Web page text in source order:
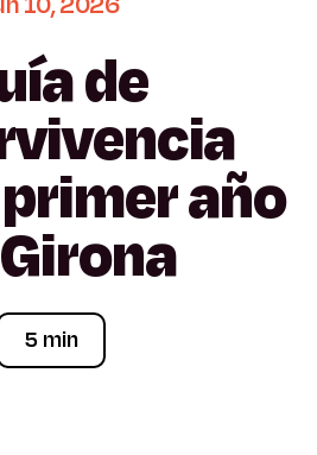
de
primeraño
Girona
5 min